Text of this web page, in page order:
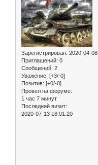
Зарегистрирован: 2020-04-08
Приглашений: 0
Сообщений: 2
Уважение: [+3/-0]
Позитив: [+0/-0]
Провел на форуме:
1 час 7 минут
Последний визит:
2020-07-13 18:01:20